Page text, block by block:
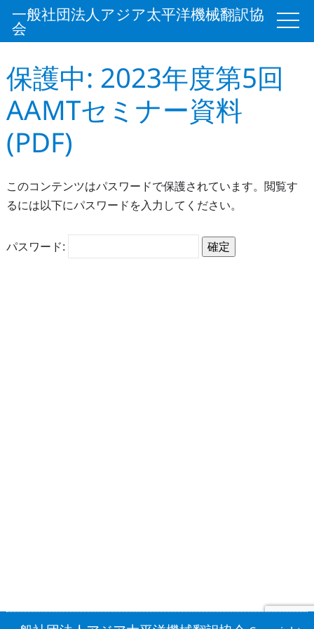
一般社団法人アジア太平洋機械翻訳協
会
保護中: 2023年度第5回
AAMTセミナー資料
(PDF)
このコンテンツはパスワードで保護されています。閲覧す
るには以下にパスワードを入力してください。
パスワード: